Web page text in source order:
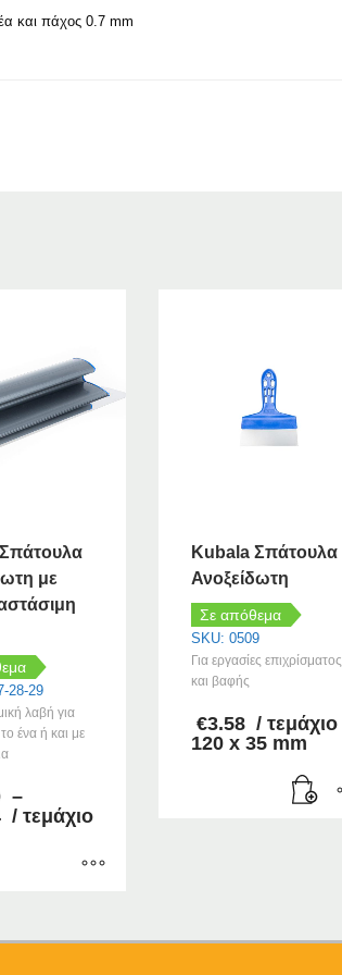
και πάχος 0.7 mm
με
28-29
λαβή για
ένα ή και με
–
Price
/ τεμάχιο
Kubala Σπάτουλα
Ανοξείδωτη
Σε απόθεμα
SKU: 0509
Για εργασίες επιχρίσματος
και βαφής
€3.58 / τεμάχιο
120 x 35 mm